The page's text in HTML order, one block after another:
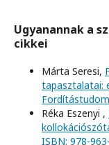
Ugyanannak a
cikkei
Márta Seresi,
tapasztalatai:
Réka Eszenyi ,
ISBN: 978-